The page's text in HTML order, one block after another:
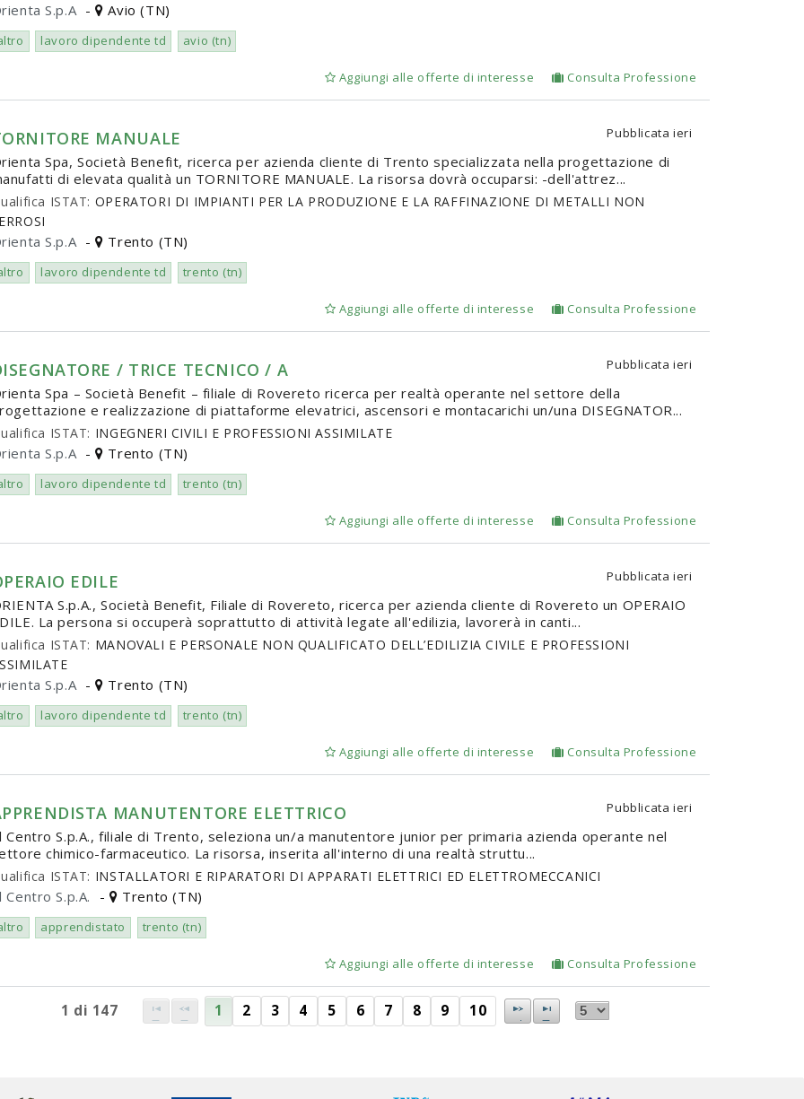
S.p.A - Avio (TN)
lavoro dipendente td avio (tn)
Consulta Professione
Aggiungi alle offerte di interesse
MANUALE Pubblicataieri
Spa, Società Benefit, ricerca per azienda cliente di Trento specializzata nella progettazione di
di elevata qualità un TORNITORE MANUALE. La risorsa dovrà occuparsi: -dell'attrez...
ISTAT: OPERATORI DI IMPIANTI PER LA PRODUZIONE E LA RAFFINAZIONE DI METALLI NON
S.p.A - Trento (TN)
lavoro dipendente td trento (tn)
Consulta Professione
Aggiungi alle offerte di interesse
/ TRICE TECNICO / A Pubblicataieri
Spa – Società Benefit – filiale di Rovereto ricerca per realtà operante nel settore della
e realizzazione di piattaforme elevatrici, ascensori e montacarichi un/una DISEGNATOR...
ISTAT: INGEGNERI CIVILI E PROFESSIONI ASSIMILATE
S.p.A - Trento (TN)
lavoro dipendente td trento (tn)
Consulta Professione
Aggiungi alle offerte di interesse
EDILE Pubblicataieri
S.p.A., Società Benefit, Filiale di Rovereto, ricerca per azienda cliente di Rovereto un OPERAIO
La persona si occuperà soprattutto di attività legate all'edilizia, lavorerà in canti...
ISTAT: MANOVALI E PERSONALE NON QUALIFICATO DELL’EDILIZIA CIVILE E PROFESSIONI
S.p.A - Trento (TN)
lavoro dipendente td trento (tn)
Consulta Professione
Aggiungi alle offerte di interesse
MANUTENTORE ELETTRICO Pubblicataieri
Centro S.p.A., filiale di Trento, seleziona un/a manutentore junior per primaria azienda operante nel
chimico-farmaceutico. La risorsa, inserita all'interno di una realtà struttu...
ISTAT: INSTALLATORI E RIPARATORI DI APPARATI ELETTRICI ED ELETTROMECCANICI
Centro S.p.A. - Trento (TN)
apprendistato trento (tn)
Consulta Professione
Aggiungi alle offerte di interesse
1 di 147 1 2 3 4 5 6 7 8 9 10